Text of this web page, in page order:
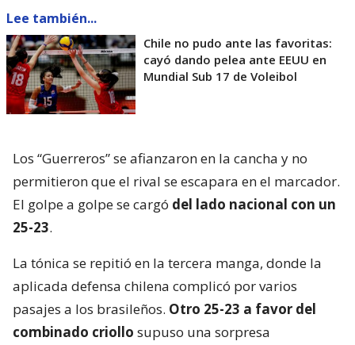
Lee también...
Chile no pudo ante las favoritas:
cayó dando pelea ante EEUU en
Mundial Sub 17 de Voleibol
Los “Guerreros” se afianzaron en la cancha y no
permitieron que el rival se escapara en el marcador.
El golpe a golpe se cargó del lado nacional con un
25-23.
La tónica se repitió en la tercera manga, donde la
aplicada defensa chilena complicó por varios
pasajes a los brasileños. Otro 25-23 a favor del
combinado criollo supuso una sorpresa